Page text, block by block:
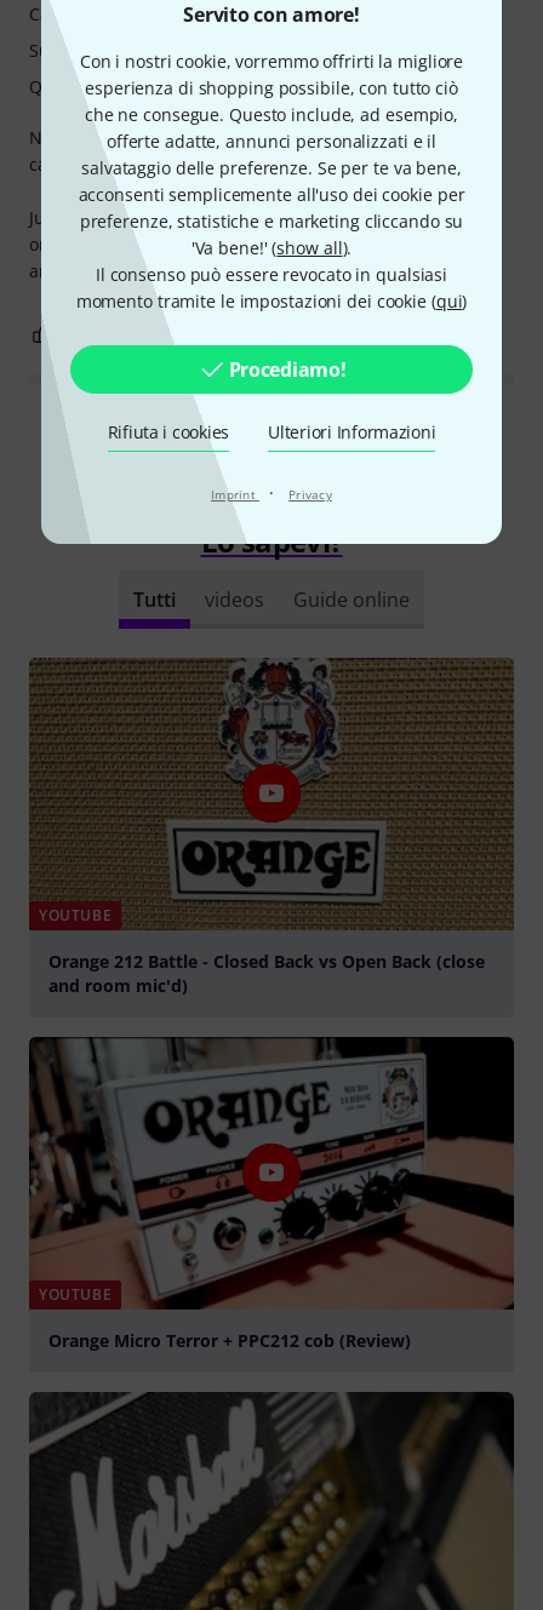
Servito con amore!
Con i nostri cookie, vorremmo offrirti la migliore
esperienza di shopping possibile, con tutto ciò
che ne consegue. Questo include, ad esempio,
offerte adatte, annunci personalizzati e il
salvataggio delle preferenze. Se per te va bene,
acconsenti semplicemente all'uso dei cookie per
preferenze, statistiche e marketing cliccando su
'Va bene!' (show all).
Il consenso può essere revocato in qualsiasi
momento tramite le impostazioni dei cookie (qui)
Procediamo!
Rifiuta i cookies Ulteriori Informazioni
Imprint · Privacy
Not only does this look stunning, it sound incedible. What
can I say - Orange Engineering
Just be sure when you're buying a soft case to get the right
one. You need the cover for the Combo not the closed back
amp!
Caratteristiche
Suono
Qualità
Leggi tutte le recensioni
Lo sapevi?
Tutti videos Guide online
YOUTUBE
Orange 212 Battle - Closed Back vs Open Back (close
and room mic'd)
YOUTUBE
Orange Micro Terror + PPC212 cob (Review)